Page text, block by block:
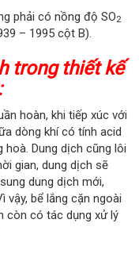
phải có nồng độ SO2
– 1995 cột B).
trong thiết kế
hoàn, khi tiếp xúc với
dòng khí có tính acid
hoà. Dung dịch cũng lôi
gian, dung dịch sẽ
dung dịch mới,
bể lắng cặn ngoài
còn có tác dụng xử lý